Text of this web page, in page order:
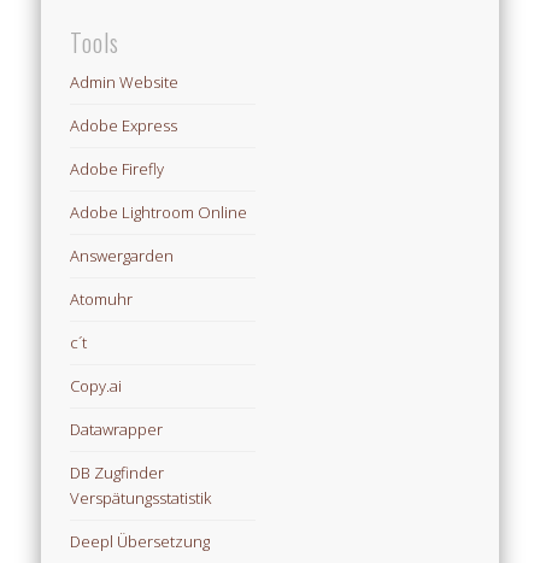
Tools
Admin Website
Adobe Express
Adobe Firefly
Adobe Lightroom Online
Answergarden
Atomuhr
c´t
Copy.ai
Datawrapper
DB Zugfinder
Verspätungsstatistik
Deepl Übersetzung